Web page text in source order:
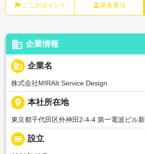
flag ここがポイント person 募集要項
business 企業情報
business 企業名
株式会社MIRAIt Service Design
place 本社所在地
東京都千代田区外神田2-4-4 第一電波ビル
calendar_view_day 設立